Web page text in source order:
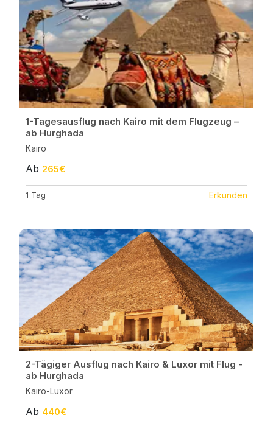
1-Tagesausflug nach Kairo mit dem Flugzeug –
ab Hurghada
Kairo
Ab 265€
1 Tag Erkunden
2-Tägiger Ausflug nach Kairo & Luxor mit Flug -
ab Hurghada
Kairo-Luxor
Ab 440€